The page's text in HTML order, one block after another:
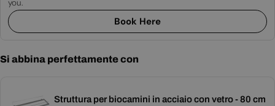
you.
Book Here
Si abbina perfettamente con
Struttura per biocamini in acciaio con vetro - 80 cm